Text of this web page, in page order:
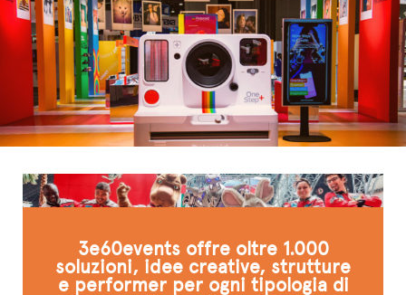
HOME
AZIENDA
SOLUZIONI
MEDIA
NEWSLETTER
CONTATTI
L'ESPERTO RISPONDE
3e60events offre oltre 1.000
soluzioni, idee creative, strutture
e performer per ogni tipologia di